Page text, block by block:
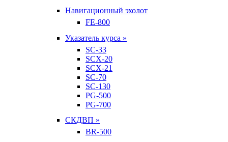
Навигационный эхолот
FE-800
Указатель курса »
SC-33
SCX-20
SCX-21
SC-70
SC-130
PG-500
PG-700
СКДВП »
BR-500